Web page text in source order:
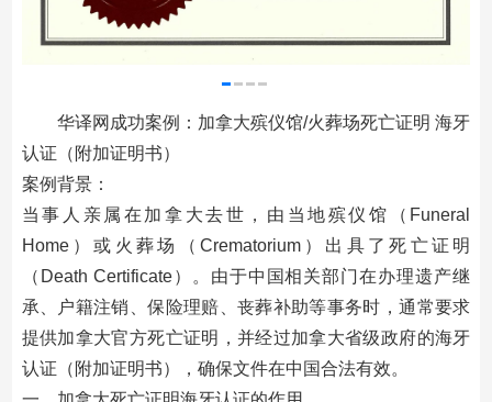
华译网成功案例：加拿大殡仪馆/火葬场死亡证明 海牙
认证（附加证明书）
案例背景：
当事人亲属在加拿大去世，由当地殡仪馆（Funeral
Home）或火葬场（Crematorium）出具了死亡证明
（Death Certificate）。由于中国相关部门在办理遗产继
承、户籍注销、保险理赔、丧葬补助等事务时，通常要求
提供加拿大官方死亡证明，并经过加拿大省级政府的海牙
认证（附加证明书），确保文件在中国合法有效。